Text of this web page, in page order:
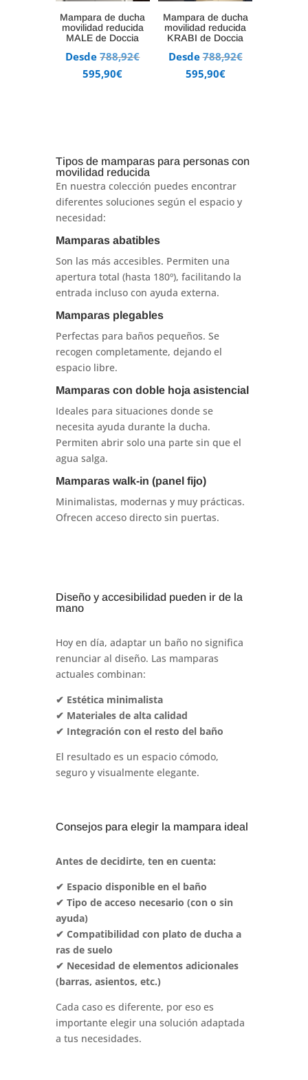
Mampara de ducha
movilidad reducida
MALE de Doccia
Desde 788,92€El
595,90€El
Mampara de ducha
movilidad reducida
KRABI de Doccia
Desde 788,92€El
595,90€El
Tipos de mamparas para personas con
movilidad reducida
En nuestra colección puedes encontrar
diferentes soluciones según el espacio y
necesidad:
Mamparas abatibles
Son las más accesibles. Permiten una
apertura total (hasta 180º), facilitando la
entrada incluso con ayuda externa.
Mamparas plegables
Perfectas para baños pequeños. Se
recogen completamente, dejando el
espacio libre.
Mamparas con doble hoja asistencial
Ideales para situaciones donde se
necesita ayuda durante la ducha.
Permiten abrir solo una parte sin que el
agua salga.
Mamparas walk-in (panel fijo)
Minimalistas, modernas y muy prácticas.
Ofrecen acceso directo sin puertas.
Diseño y accesibilidad pueden ir de la
mano
Hoy en día, adaptar un baño no significa
renunciar al diseño. Las mamparas
actuales combinan:
✔ Estética minimalista
✔ Materiales de alta calidad
✔ Integración con el resto del baño
El resultado es un espacio cómodo,
seguro y visualmente elegante.
Consejos para elegir la mampara ideal
Antes de decidirte, ten en cuenta:
✔ Espacio disponible en el baño
✔ Tipo de acceso necesario (con o sin
ayuda)
✔ Compatibilidad con plato de ducha a
ras de suelo
✔ Necesidad de elementos adicionales
(barras, asientos, etc.)
Cada caso es diferente, por eso es
importante elegir una solución adaptada
a tus necesidades.